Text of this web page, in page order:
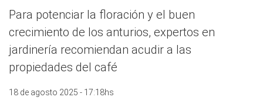
Para potenciar la floración y el buen
crecimiento de los anturios, expertos en
jardinería recomiendan acudir a las
propiedades del café
18 de agosto 2025 - 17:18hs